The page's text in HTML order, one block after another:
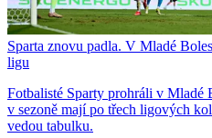
Sparta znovu padla. V Mladé
ligu
Fotbalisté Sparty prohráli v Mladé
v sezoně mají po třech ligových
vedou tabulku.